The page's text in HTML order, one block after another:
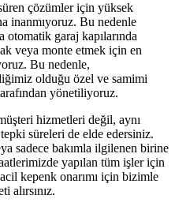
çözümler için yüksek
inanmıyoruz. Bu nedenle
garaj kapılarında
veya monte etmek için en
Bu nedenle,
olduğu özel ve samimi
yönetiliyoruz.
hizmetleri değil, aynı
süreleri de elde edersiniz.
sadece bakımla ilgilenen birine
yapılan tüm işler için
kepenk onarımı için bizimle
alırsınız.